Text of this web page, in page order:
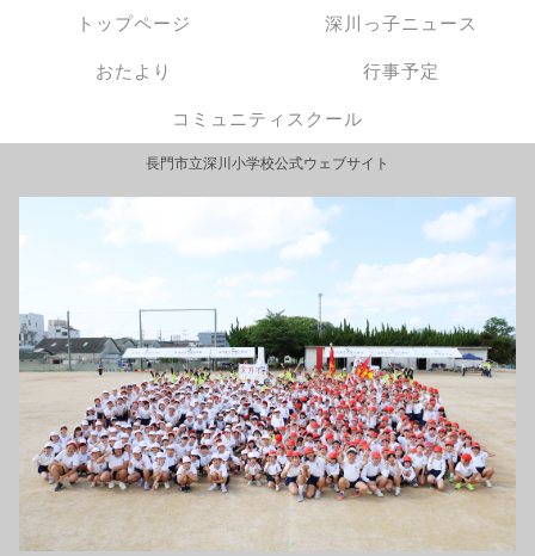
長門市立深川小学校公式ウェブサイト
トップページ 深川っ子ニュース
おたより 行事予定
コミュニティスクール